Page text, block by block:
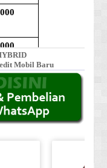
Mobil Baru